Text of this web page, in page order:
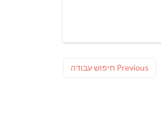
Previous
Previous
חיפוש עבודה